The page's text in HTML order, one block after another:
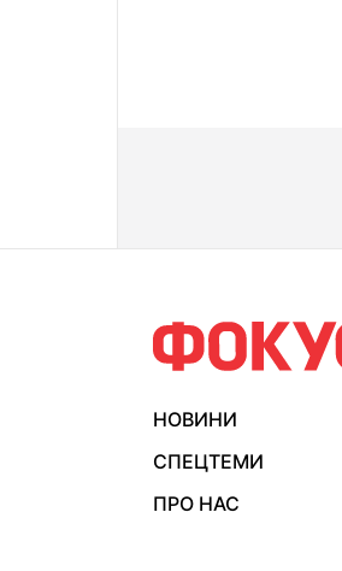
НОВИНИ
СПЕЦТЕМИ
ПРО НАС